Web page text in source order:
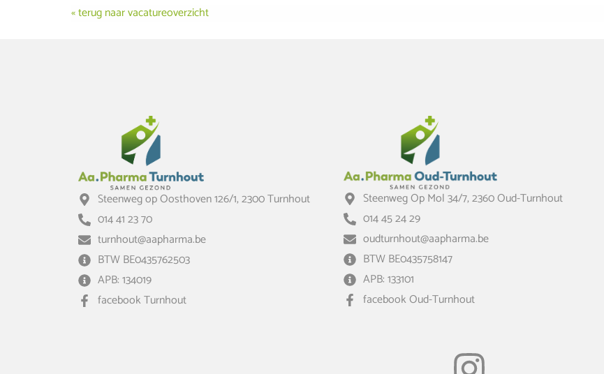
« terug naar vacatureoverzicht
Steenweg op Oosthoven 126/1, 2300 Turnhout
014 41 23 70
turnhout@aapharma.be
BTW BE0435762503
APB: 134019
facebook Turnhout
Steenweg Op Mol 34/7, 2360 Oud-Turnhout
014 45 24 29
oudturnhout@aapharma.be
BTW BE0435758147
APB: 133101
facebook Oud-Turnhout